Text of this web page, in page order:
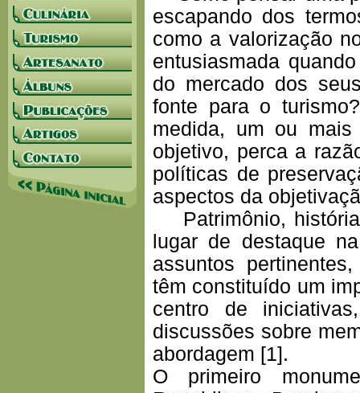
escapando dos
como a valorização
entusiasmada
do mercado dos
fonte para o
medida, um ou
objetivo, perca a
políticas de
aspectos da
Patrimônio, história
lugar de destaque
assuntos
têm constituído um
centro de
discussões sobre
abordagem [1].
O primeiro